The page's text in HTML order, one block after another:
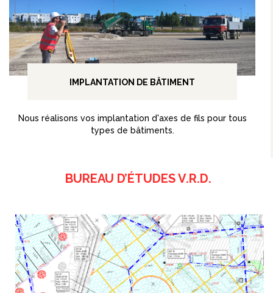
IMPLANTATION DE BÂTIMENT
Nous réalisons vos implantation d'axes de fils pour tous
types de bâtiments.
BUREAU D’ÉTUDES V.R.D.